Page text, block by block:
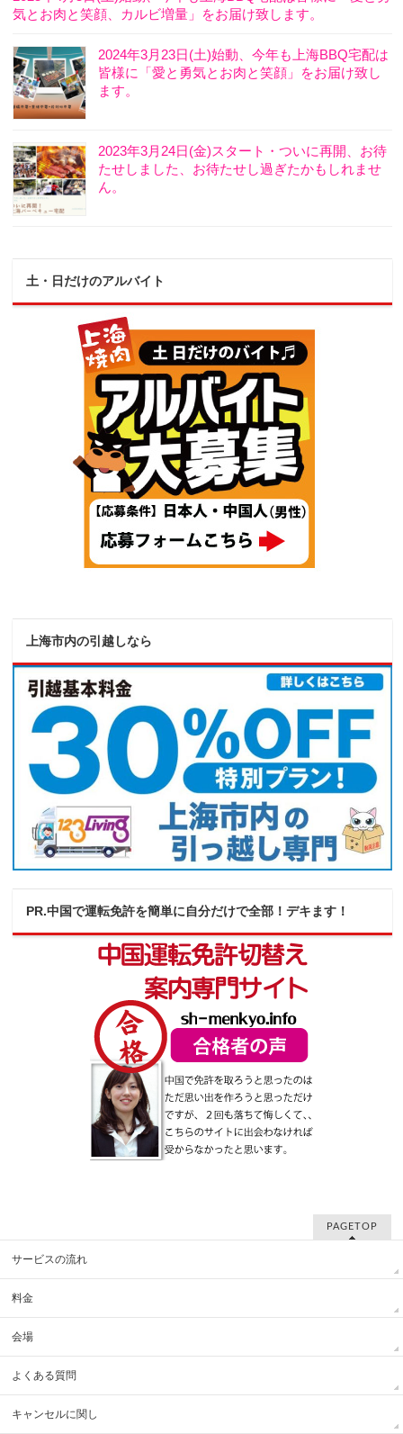
気とお肉と笑顔、カルビ増量」をお届け致します。
2024年3月23日(土)始動、今年も上海BBQ宅配は
皆様に「愛と勇気とお肉と笑顔」をお届け致し
ます。
2023年3月24日(金)スタート・ついに再開、お待
たせしました、お待たせし過ぎたかもしれませ
ん。
土・日だけのアルバイト
上海市内の引越しなら
PR.中国で運転免許を簡単に自分だけで全部！デキます！
PAGETOP
サービスの流れ
料金
会場
よくある質問
キャンセルに関し